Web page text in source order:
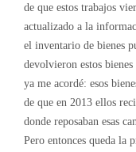
de que estos trabajos
actualizado a la
el inventario de bienes
devolvieron estos
ya me acordé: esos
de que en 2013 ellos
donde reposaban esas
Pero entonces queda la